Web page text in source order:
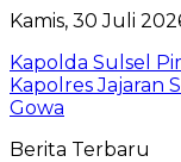
Kamis, 30 Juli
Kapolda Sulsel
Kapolres Jajaran
Gowa
Berita Terbaru